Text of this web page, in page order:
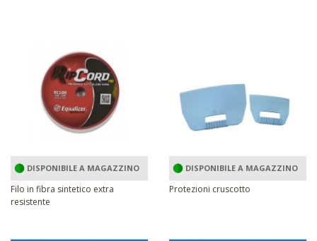
DISPONIBILE A MAGAZZINO
Filo in fibra sintetico extra
resistente
DISPONIBILE A MAGAZZINO
Protezioni cruscotto